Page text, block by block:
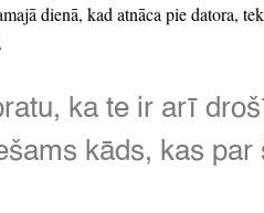
dienā, kad atnāca pie datora,
ka te ir arī
kāds, kas par